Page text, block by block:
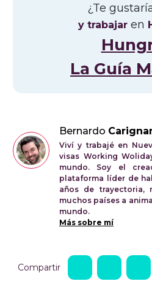
¿Te
y trabajar en
La Guía
Bernardo
Viví y trabajé en
visas Working
mundo. Soy el
plataforma líder de
años de trayectoria,
muchos países a
mundo.
Más sobre mí
Compartir